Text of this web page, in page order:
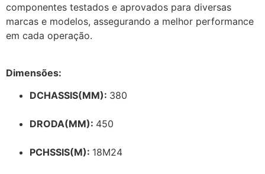
componentes testados e aprovados para diversas
marcas e modelos, assegurando a melhor performance
em cada operação.
Dimensões:
DCHASSIS(MM): 380
DRODA(MM): 450
PCHSSIS(M): 18M24